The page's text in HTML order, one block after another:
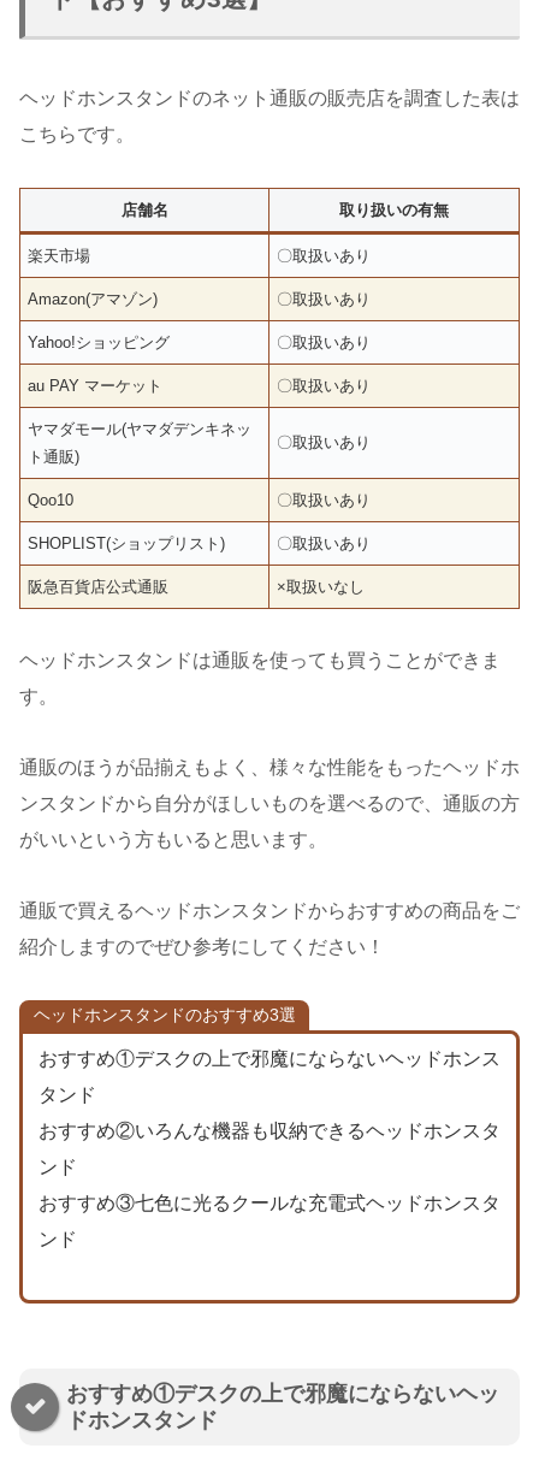
ヘッドホンスタンドのネット通販の販売店を調査した表は
こちらです。
店舗名 取り扱いの有無
楽天市場 〇取扱いあり
Amazon(アマゾン) 〇取扱いあり
Yahoo!ショッピング 〇取扱いあり
au PAY マーケット 〇取扱いあり
ヤマダモール(ヤマダデンキネッ
ト通販)
〇取扱いあり
Qoo10 〇取扱いあり
SHOPLIST(ショップリスト) 〇取扱いあり
阪急百貨店公式通販 ×取扱いなし
ヘッドホンスタンドは通販を使っても買うことができま
す。
通販のほうが品揃えもよく、様々な性能をもったヘッドホ
ンスタンドから自分がほしいものを選べるので、通販の方
がいいという方もいると思います。
通販で買えるヘッドホンスタンドからおすすめの商品をご
紹介しますのでぜひ参考にしてください！
ヘッドホンスタンドのおすすめ3選
おすすめ①デスクの上で邪魔にならないヘッドホンス
タンド
おすすめ②いろんな機器も収納できるヘッドホンスタ
ンド
おすすめ③七色に光るクールな充電式ヘッドホンスタ
ンド
おすすめ①デスクの上で邪魔にならないヘッ
ドホンスタンド